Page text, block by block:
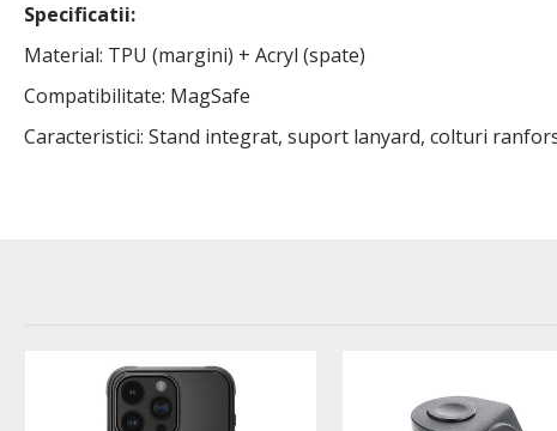
Specificatii:
Material: TPU (margini) + Acryl (spate)
Compatibilitate: MagSafe
Caracteristici: Stand integrat, suport lanyard, colturi